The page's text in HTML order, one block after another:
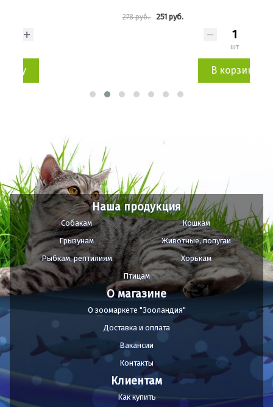
Наша продукция
Собакам
Кошкам
Грызунам
Животные, попугаи
Рыбкам, рептилиям
Хорькам
Птицам
О магазине
О зоомаркете "Зооландия"
Доставка и оплата
Вакансии
Контакты
Клиентам
Как купить